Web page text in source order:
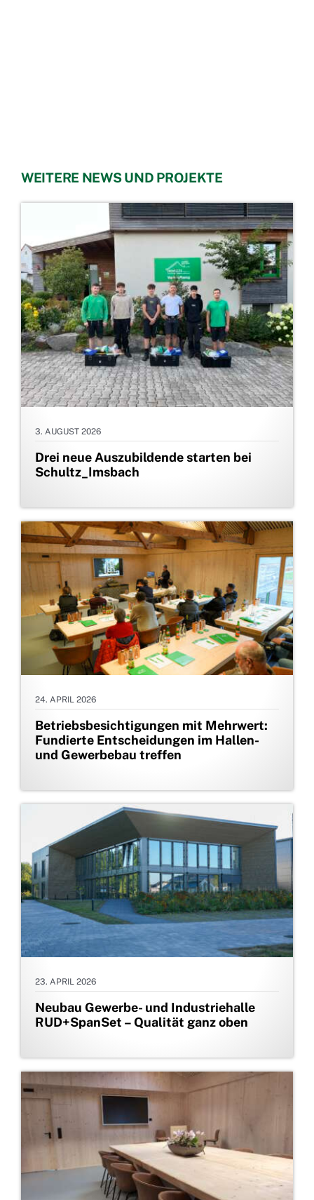
WEITERE NEWS UND PROJEKTE
3. AUGUST 2026
Drei neue Auszubildende starten bei
Schultz_Imsbach
24. APRIL 2026
Betriebsbesichtigungen mit Mehrwert:
Fundierte Entscheidungen im Hallen-
und Gewerbebau treffen
23. APRIL 2026
Neubau Gewerbe- und Industriehalle
RUD+SpanSet – Qualität ganz oben